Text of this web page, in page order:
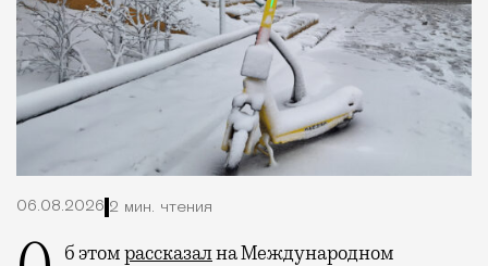
06.08.2026 2 мин. чтения
Об этомрассказална Международном